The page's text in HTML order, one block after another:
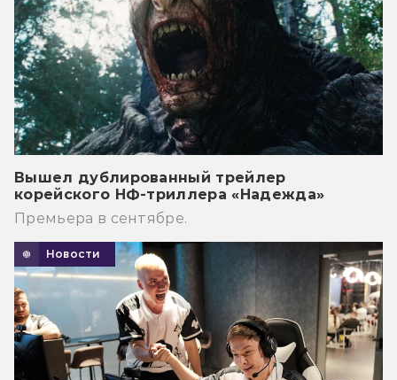
Вышел дублированный трейлер
корейского НФ-триллера «Надежда»
Премьера в сентябре.
Новости